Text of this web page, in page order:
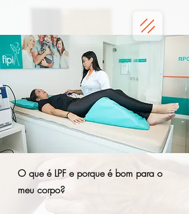
O que é LPF e porque é bom para o
meu corpo?